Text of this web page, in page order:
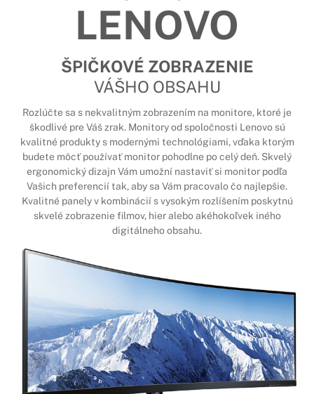
LENOVO
ŠPIČKOVÉ ZOBRAZENIE
VÁŠHO OBSAHU
Rozlúčte sa s nekvalitným zobrazením na monitore, ktoré je
škodlivé pre Váš zrak. Monitory od spoločnosti Lenovo sú
kvalitné produkty s modernými technológiami, vďaka ktorým
budete môcť používať monitor pohodlne po celý deň. Skvelý
ergonomický dizajn Vám umožní nastaviť si monitor podľa
Vašich preferencií tak, aby sa Vám pracovalo čo najlepšie.
Kvalitné panely v kombinácií s vysokým rozlíšením poskytnú
skvelé zobrazenie filmov, hier alebo akéhokoľvek iného
digitálneho obsahu.